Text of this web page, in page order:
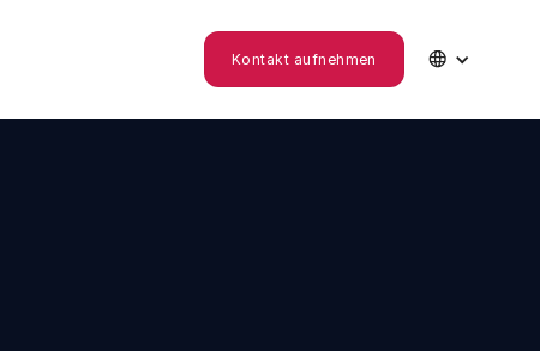
Kontakt aufnehmen 